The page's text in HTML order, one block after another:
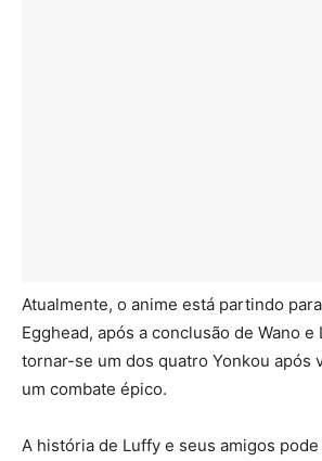
Atualmente, o anime está partindo
Egghead, após a conclusão de Wano
tornar-se um dos quatro Yonkou após
um combate épico.
A história de Luffy e seus amigos